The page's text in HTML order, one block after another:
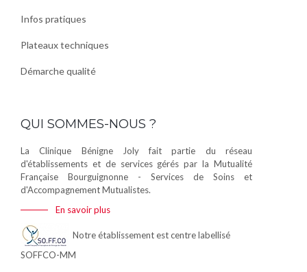
Infos pratiques
Plateaux techniques
Démarche qualité
QUI SOMMES-NOUS ?
La Clinique Bénigne Joly fait partie du réseau
d'établissements et de services gérés par la Mutualité
Française Bourguignonne - Services de Soins et
d'Accompagnement Mutualistes.
En savoir plus
Notre établissement est centre labellisé
SOFFCO-MM